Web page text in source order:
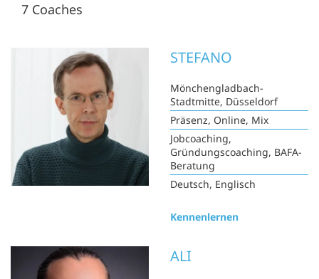
7 Coaches
STEFANO
Mönchengladbach-
Stadtmitte, Düsseldorf
Präsenz, Online, Mix
Jobcoaching,
Gründungscoaching, BAFA-
Beratung
Deutsch, Englisch
Kennenlernen
ALI